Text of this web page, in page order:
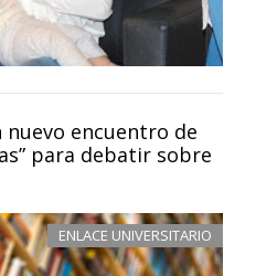
nuevo encuentro de
para debatir sobre
ENLACE UNIVERSITARIO